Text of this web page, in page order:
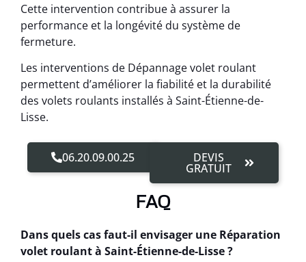
Cette intervention contribue à assurer la
performance et la longévité du système de
fermeture.
Les interventions de Dépannage volet roulant
permettent d’améliorer la fiabilité et la durabilité
des volets roulants installés à Saint-Étienne-de-
Lisse.
06.20.09.00.25 DEVIS
GRATUIT
FAQ
Dans quels cas faut-il envisager une Réparation
volet roulant à Saint-Étienne-de-Lisse ?